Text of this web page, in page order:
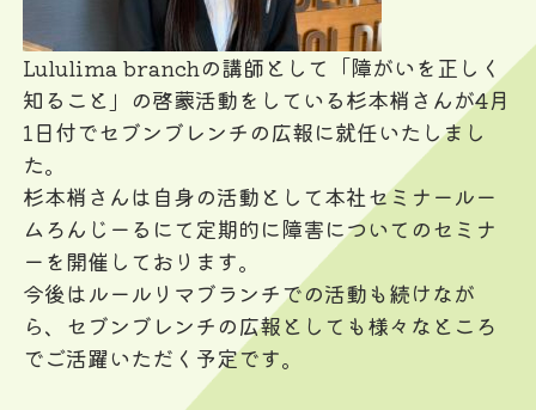
Lululima branchの講師として「障がいを正しく
知ること」の啓蒙活動をしている杉本梢さんが4月
1日付でセブンブレンチの広報に就任いたしまし
た。
杉本梢さんは自身の活動として本社セミナールー
ムろんじーるにて定期的に障害についてのセミナ
ーを開催しております。
今後はルールリマブランチでの活動も続けなが
ら、セブンブレンチの広報としても様々なところ
でご活躍いただく予定です。